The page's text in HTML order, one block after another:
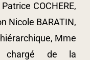
COCHERE,
Nicole BARATIN,
Mme
chargé de la